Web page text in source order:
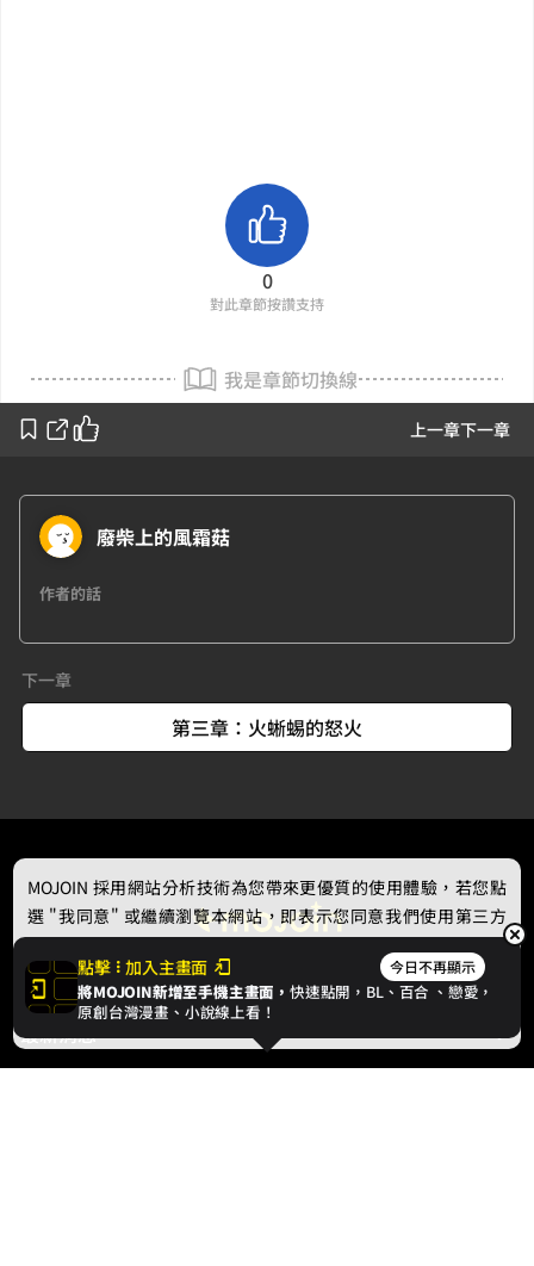
上一章下一章
0
對此章節按讚支持
我是章節切換線
廢柴上的風霜菇
作者的話
下一章
第三章：火蜥蜴的怒火
最新消息
點擊 加入主畫面 今日不再顯示
將MOJOIN新增至手機主畫面，快速點開，BL、 百合 、戀愛，
原創台灣漫畫、小說線上看！
MOJOIN 採用網站分析技術為您帶來更優質的使用體驗，若您點
選 "我同意" 或繼續瀏覽本網站，即表示您同意我們使用第三方
Cookie，欲瞭解更多資訊請見隱私權政策。
我同意